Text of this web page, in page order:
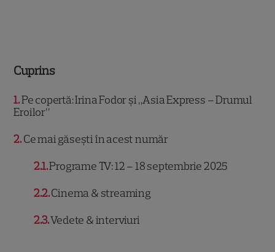
Cuprins
1 Pe copertă: Irina Fodor și „Asia Express – Drumul
Eroilor”
2 Ce mai găsești în acest număr
2.1Programe TV: 12 – 18 septembrie 2025
2.2Cinema & streaming
2.3Vedete & interviuri